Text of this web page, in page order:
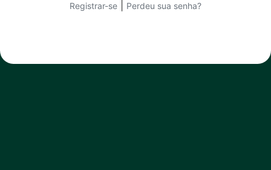
Registrar-se Perdeu sua senha?